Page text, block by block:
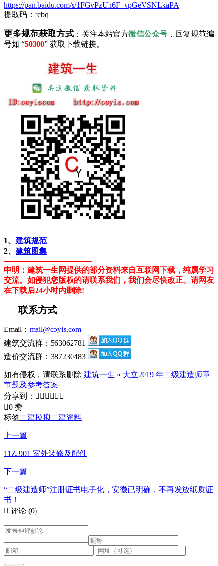
https://pan.baidu.com/s/1FGvPzUh6F_vpGeVSNLkaPA
提取码：rcbq
更多规范获取方式 ：关注本站官方微信公众号 ，回复规范编
号如 “50300” 获取下载链接。
1、 建筑规范
2、 建筑图集
———————————-
申明：建筑一生网提供的部分资料来自互联网下载，纯属学习
交流。如侵犯您版权的请联系我们，我们会尽快改正。请网友
在下载后24小时内删除!
联系方式
Email： mail@coyis.com
建筑交流群：563062781
造价交流群：387230483
如有侵权，请联系删除 建筑一生 » 大立2019 年二级建造师章
节题及参考答案
分享到：      
0 赞
标签二建模拟二建资料
上一篇
11ZJ901 室外装修及配件
下一篇
“二级建造师”注册证书电子化，安徽已明确，不再发放纸质证
书！
 评论 (0)